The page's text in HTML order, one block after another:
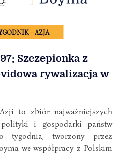
– AZJA
Szczepionka z
rywalizacja w
to zbiór najważniejszych
i gospodarki państw
tygodnia, tworzony przez
we współpracy z Polskim